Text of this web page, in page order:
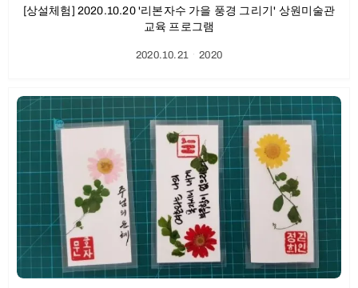
[상설체험] 2020.10.20 '리본자수 가을 풍경 그리기' 상원미술관
교육 프로그램
2020.10.21 ㆍ2020